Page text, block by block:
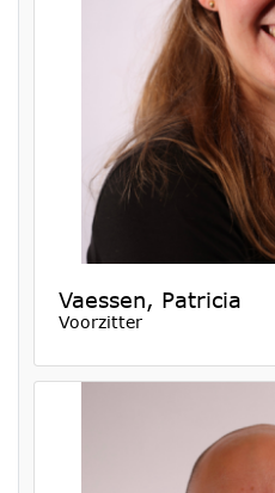
Vaessen, Patricia
Voorzitter